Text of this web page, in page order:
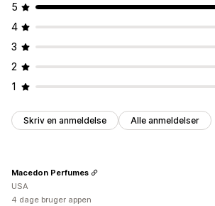
5
4
3
2
1
Skriv en anmeldelse Alle anmeldelser
Macedon Perfumes
USA
4 dage bruger appen